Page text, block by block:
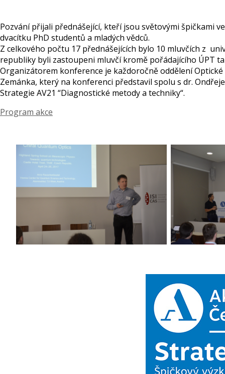
Pozvání přijali přednášející, kteří jsou světovými špičkami
dvacítku PhD studentů a mladých vědců.
Z celkového počtu 17 přednášejících bylo 10 mluvčích z
republiky byli zastoupeni mluvčí kromě pořádajícího ÚPT
Organizátorem konference je každoročně oddělení
Zemánka, který na konferenci představil spolu s dr.
Strategie AV21 “Diagnostické metody a techniky“.
Program akce